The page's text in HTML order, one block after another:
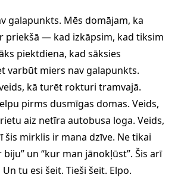
galapunkts. Mēs domājam, ka
priekšā — kad izkāpsim, kad tiksim
piektdiena, kad sāksies
varbūt miers nav galapunkts.
kā turēt rokturi tramvajā.
pirms dusmīgas domas. Veids,
aiz netīra autobusa loga. Veids,
šis mirklis ir mana dzīve. Ne tikai
un “kur man jānokļūst”. Šis arī
tu esi šeit. Tieši šeit. Elpo.